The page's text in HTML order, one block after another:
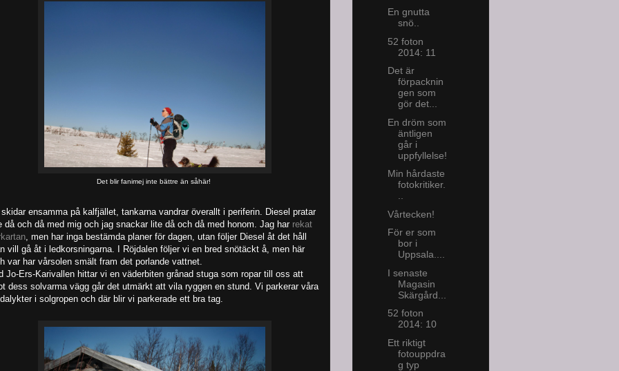
Det blir fanimej inte bättre än såhär!
ensamma på kalfjället, tankarna vandrar överallt i periferin. Diesel pratar
då och då med mig och jag snackar lite då och då med honom. Jag har rekat
, men har inga bestämda planer för dagen, utan följer Diesel åt det håll
vill gå åt i ledkorsningarna. I Röjdalen följer vi en bred snötäckt å, men här
var har vårsolen smält fram det porlande vattnet.
Jo-Ers-Karivallen hittar vi en väderbiten grånad stuga som ropar till oss att
dess solvarma vägg går det utmärkt att vila ryggen en stund. Vi parkerar våra
i solgropen och där blir vi parkerade ett bra tag.
En gnutta
snö..
52 foton
2014: 11
Det är
förpacknin
gen som
gör det...
En dröm som
äntligen
går i
uppfyllelse!
Min hårdaste
fotokritiker.
Vårtecken!
För er som
bor i
Uppsala....
I senaste
Magasin
Skärgård...
52 foton
2014: 10
Ett riktigt
fotouppdra
g typ